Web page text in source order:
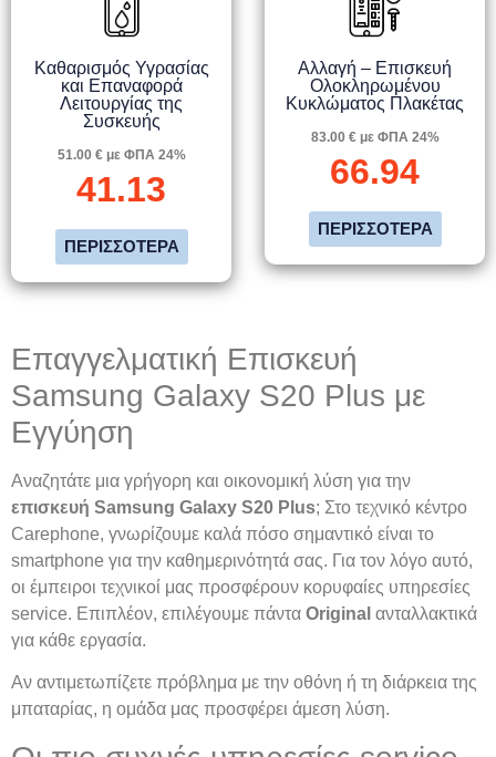
Καθαρισμός Υγρασίας
και Επαναφορά
Λειτουργίας της
Συσκευής
51.00 € με ΦΠΑ 24%
41.13
ΠΕΡΙΣΣΌΤΕΡΑ
Αλλαγή – Επισκευή
Ολοκληρωμένου
Κυκλώματος Πλακέτας
83.00 € με ΦΠΑ 24%
66.94
ΠΕΡΙΣΣΌΤΕΡΑ
Επαγγελματική Επισκευή
Samsung Galaxy S20 Plus με
Εγγύηση
Αναζητάτε μια γρήγορη και οικονομική λύση για την
επισκευή Samsung Galaxy S20 Plus; Στο τεχνικό κέντρο
Carephone, γνωρίζουμε καλά πόσο σημαντικό είναι το
smartphone για την καθημερινότητά σας. Για τον λόγο αυτό,
οι έμπειροι τεχνικοί μας προσφέρουν κορυφαίες υπηρεσίες
service. Επιπλέον, επιλέγουμε πάντα Original ανταλλακτικά
για κάθε εργασία.
Αν αντιμετωπίζετε πρόβλημα με την οθόνη ή τη διάρκεια της
μπαταρίας, η ομάδα μας προσφέρει άμεση λύση.